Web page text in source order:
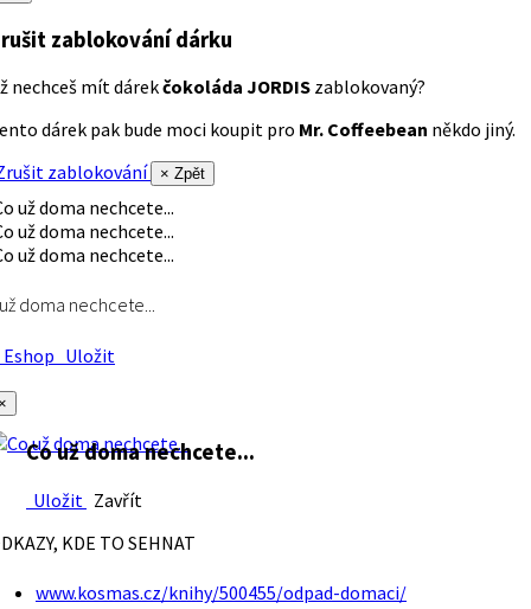
zablokování dárku
nechceš mít dárekčokoláda JORDIS zablokovaný?
dárek pak bude moci koupit pro Mr. Coffeebean někdo jiný.
zablokování
× Zpět
doma nechcete...
Uložit
Co už doma nechcete...
Uložit Zavřít
KDE TO SEHNAT
www.kosmas.cz/knihy/500455/odpad-domaci/